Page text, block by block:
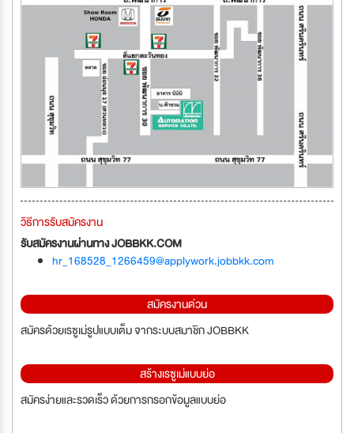
วิธีการรับสมัครงาน
รับสมัครงานผ่านทาง JOBBKK.COM
hr_168528_1266459@applywork.jobbkk.com
สมัครงานด่วน
สมัครด้วยเรซูเม่รูปแบบเต็ม จากระบบสมาชิก JOBBKK
สร้างเรซูเม่แบบย่อ
สมัครง่ายและรวดเร็ว ด้วยการกรอกข้อมูลแบบย่อ